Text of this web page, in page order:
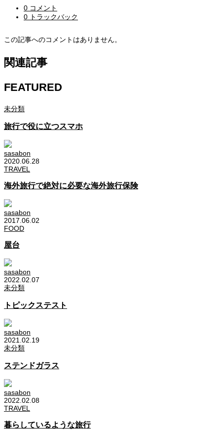
0 コメント
0 トラックバック
この記事へのコメントはありません。
関連記事
FEATURED
未分類
旅行で役に立つスマホ
sasabon
2020.06.28
TRAVEL
海外旅行で絶対に必要な海外旅行保険
sasabon
2017.06.02
FOOD
屋台
sasabon
2022.02.07
未分類
トピックステスト
sasabon
2021.02.19
未分類
ステンドガラス
sasabon
2022.02.08
TRAVEL
暮らしているような旅行